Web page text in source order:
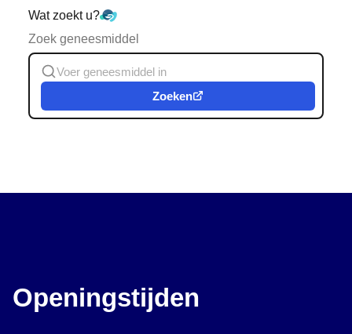
Wat zoekt u?
Zoek geneesmiddel
Zoeken
Openingstijden